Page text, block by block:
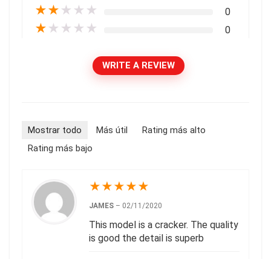
★★ ★ ★ ★ 0
★ ★ ★ ★ ★ 0
WRITE A REVIEW
Mostrar todo Más útil
Rating más alto
Rating más bajo
★★★★★
JAMES – 02/11/2020
This model is a cracker. The quality
is good the detail is superb